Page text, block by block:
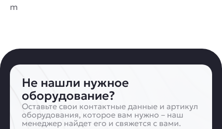
m
Не нашли нужное
оборудование?
Оставьте свои контактные данные и артикул
оборудования, которое вам нужно – наш
менеджер найдет его и свяжется с вами.